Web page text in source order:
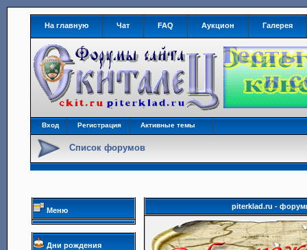
На главную Чат FAQ Аукцион Галерея
Вход Регистрация Активные темы
Список форумов
Меню
Дни рождения
piterklad.ru -